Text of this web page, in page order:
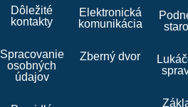
Dôležité
kontakty
Spracovanie
osobných
údajov
Elektronická
komunikácia
Zberný dvor